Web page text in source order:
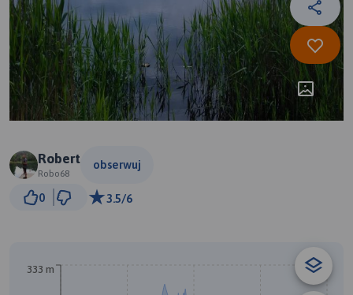
Robert
Robo68
obserwuj
0 3.5/6
333 m